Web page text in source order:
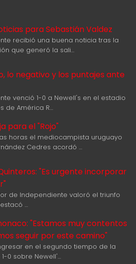
para Sebastián Valdez
recibió una buena noticia tras la
que generó la sali…
lo negativo y los puntajes ante
venció 1-0 a Newell's en el estadio
de América R…
para el "Rojo"
horas el mediocampista uruguayo
Cedres acordó …
"Es urgente incorporar
de Independiente valoró el triunfo
…
"Estamos muy contentos
seguir por este camino"
en el segundo tiempo de la
0 sobre Newell'…